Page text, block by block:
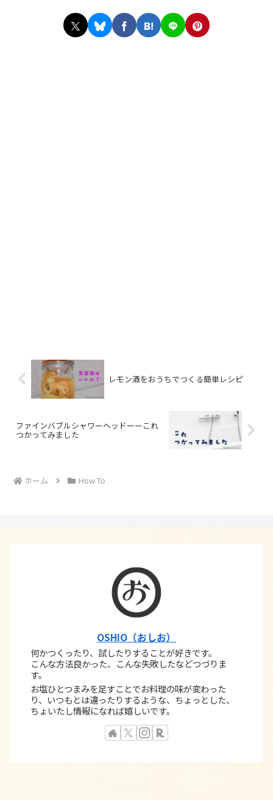
レモン酒をおうちでつくる簡単レシピ
ファインバブルシャワーヘッドーーこれ
つかってみました
ホーム How To
OSHIO（おしお）
何かつくったり、試したりすることが好きです。
こんな方法良かった、こんな失敗したなどつづりま
す。
お塩ひとつまみを足すことでお料理の味が変わった
り、いつもとは違ったりするような、ちょっとした、
ちょいたし情報になれば嬉しいです。